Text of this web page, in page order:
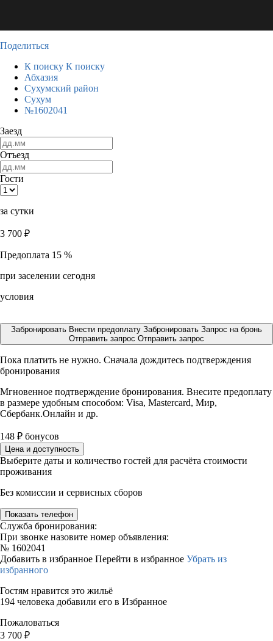
Поделиться
К поиску К поиску
Абхазия
Сухумский район
Сухум
№1602041
Заезд
Отъезд
Гости
за сутки
3 700 ₽
Предоплата 15 %
при заселении сегодня
условия
Забронировать Внести предоплату Забронировать Запрос на бронь
Отправить запрос Отправить запрос
Пока платить не нужно. Сначала дождитесь подтверждения
бронирования
Мгновенное подтверждение бронирования. Внесите предоплату
в размере удобным способом: Visa, Mastercard, Мир,
Сбербанк.Онлайн и др.
148 ₽ бонусов
Цена и доступность
Выберите даты и количество гостей для расчёта стоимости
проживания
Без комиссии и сервисных сборов
Показать телефон
Служба бронирования:
При звонке назовите номер объявления:
№ 1602041
Добавить в избранное Перейти в избранное Убрать из
избранного
Гостям нравится это жильё
194 человека добавили его в Избранное
Пожаловаться
3 700 ₽